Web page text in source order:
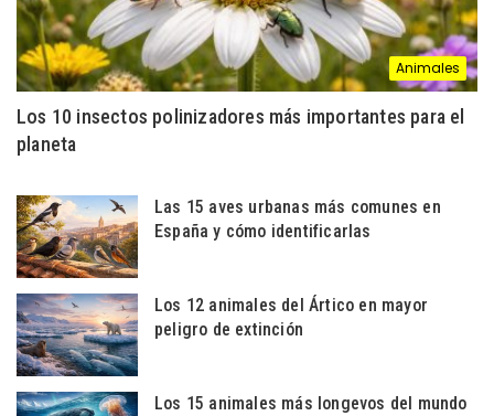
Animales
Los 10 insectos polinizadores más importantes para el
planeta
Las 15 aves urbanas más comunes en
España y cómo identificarlas
Los 12 animales del Ártico en mayor
peligro de extinción
Los 15 animales más longevos del mundo